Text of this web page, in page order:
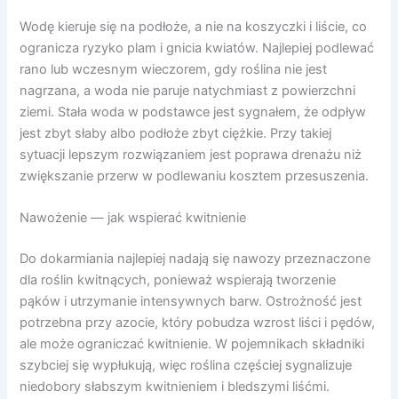
Wodę kieruje się na podłoże, a nie na koszyczki i liście, co
ogranicza ryzyko plam i gnicia kwiatów. Najlepiej podlewać
rano lub wczesnym wieczorem, gdy roślina nie jest
nagrzana, a woda nie paruje natychmiast z powierzchni
ziemi. Stała woda w podstawce jest sygnałem, że odpływ
jest zbyt słaby albo podłoże zbyt ciężkie. Przy takiej
sytuacji lepszym rozwiązaniem jest poprawa drenażu niż
zwiększanie przerw w podlewaniu kosztem przesuszenia.
Nawożenie — jak wspierać kwitnienie
Do dokarmiania najlepiej nadają się nawozy przeznaczone
dla roślin kwitnących, ponieważ wspierają tworzenie
pąków i utrzymanie intensywnych barw. Ostrożność jest
potrzebna przy azocie, który pobudza wzrost liści i pędów,
ale może ograniczać kwitnienie. W pojemnikach składniki
szybciej się wypłukują, więc roślina częściej sygnalizuje
niedobory słabszym kwitnieniem i bledszymi liśćmi.